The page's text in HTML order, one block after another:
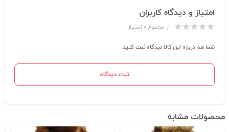
امتیاز و دیدگاه کاربران
از مجموع ۰ امتیاز
شما هم درباره این کالا دیدگاه ثبت کنید
ثبت دیدگاه
محصولات مشابه